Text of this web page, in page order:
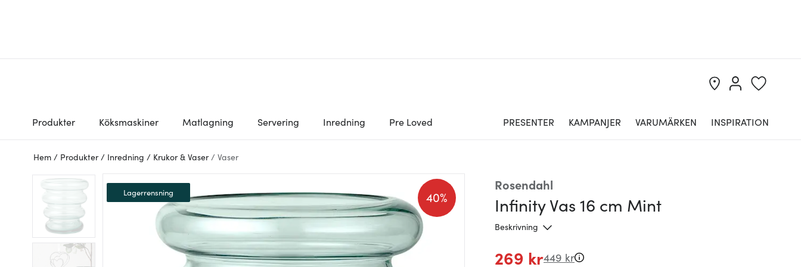
Produkter Köksmaskiner Matlagning Servering Inredning Pre Loved PRESENTER KAMPANJER VARUMÄRKEN INSPIRATION
Hem / Produkter / Inredning / Krukor & Vaser / Vaser
Rosendahl
Infinity Vas 16 cm Mint
Beskrivning
40%
Lagerrensning
269 kr449 kr